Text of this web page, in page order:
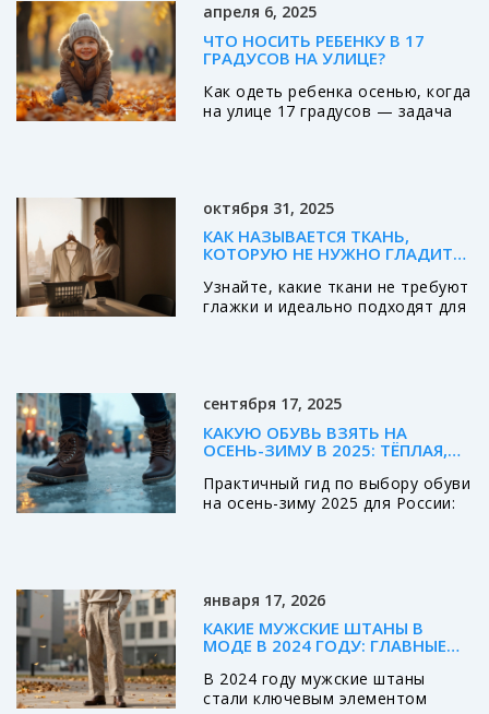
а также инновационных
технологий, которые становятся
неотъемлемой частью
повседневной жизни. В статье
будут рассмотрены актуальные
товары из различных категорий,
читателям определить, какие
продукты действительно
заслуживают внимания в новом
апреля 6, 2025
ЧТО НОСИТЬ РЕБЕНКУ В 17
ГРАДУСОВ НА УЛИЦЕ?
Как одеть ребенка осенью, когда
на улице 17 градусов — задача
или переохлаждения малыша.
Важно выбирать универсальные
вещи, легко комбинируемые и
подходящие для активных игр на
улице. Грамотный подход к
выбору гардероба обеспечит
октября 31, 2025
КАК НАЗЫВАЕТСЯ ТКАНЬ,
КОТОРУЮ НЕ НУЖНО ГЛАДИТЬ:
ПОВСЕДНЕВНОЙ ОДЕЖДЫ
Узнайте, какие ткани не требуют
глажки и идеально подходят для
сентября 17, 2025
КАКУЮ ОБУВЬ ВЗЯТЬ НА
ОСЕНЬ-ЗИМУ В 2025: ТЁПЛАЯ,
Практичный гид по выбору обуви
на осень-зиму 2025 для России:
января 17, 2026
КАКИЕ МУЖСКИЕ ШТАНЫ В
МОДЕ В 2024 ГОДУ: ГЛАВНЫЕ
В 2024 году мужские штаны
стали ключевым элементом